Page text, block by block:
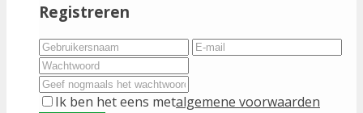
Registreren
Ik ben het eens metalgemene voorwaarden